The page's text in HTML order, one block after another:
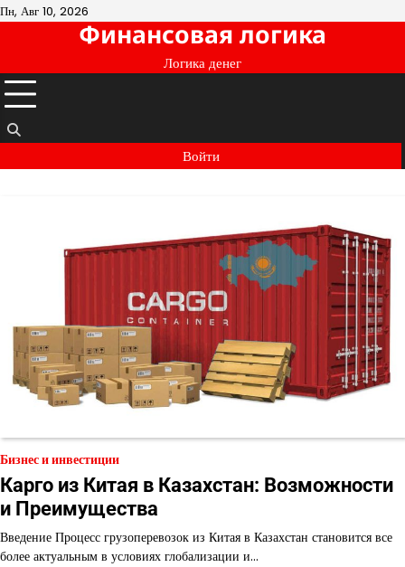
Перейти
Пн, Авг 10, 2026
Финансовая логика
Логика денег
Войти
Бизнес и инвестиции
Карго из Китая в Казахстан: Возможности
и Преимущества
Введение Процесс грузоперевозок из Китая в Казахстан становится все
более актуальным в условиях глобализации и…